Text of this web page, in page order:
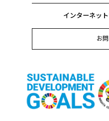
インターネッ
お